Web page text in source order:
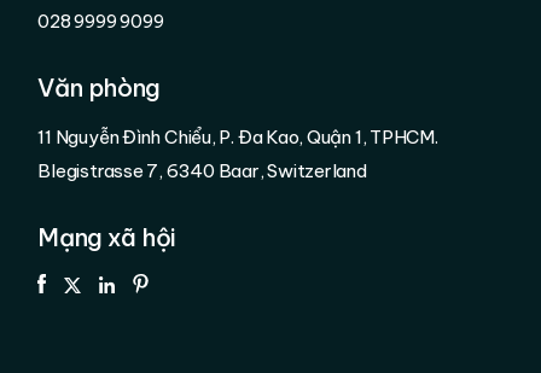
028 9999 9099
Văn phòng
11 Nguyễn Đình Chiểu, P. Đa Kao, Quận 1, TPHCM.
Blegistrasse 7, 6340 Baar, Switzerland
Mạng xã hội